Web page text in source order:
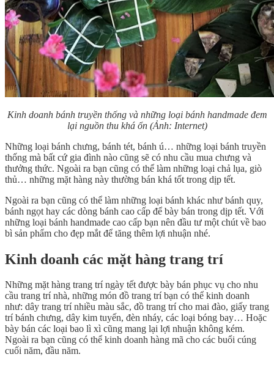
Kinh doanh bánh truyền thống và những loại bánh handmade đem
lại nguồn thu khá ổn (Ảnh: Internet)
Những loại bánh chưng, bánh tét, bánh ú… những loại bánh truyền
thống mà bất cứ gia đình nào cũng sẽ có nhu cầu mua chưng và
thưởng thức. Ngoài ra bạn cũng có thể làm những loại chả lụa, giò
thủ… những mặt hàng này thường bán khá tốt trong dịp tết.
Ngoài ra bạn cũng có thể làm những loại bánh khác như bánh quy,
bánh ngọt hay các dòng bánh cao cấp để bày bán trong dịp tết. Với
những loại bánh handmade cao cấp bạn nên đầu tư một chút về bao
bì sản phẩm cho đẹp mắt để tăng thêm lợi nhuận nhé.
Kinh doanh các mặt hàng trang trí
Những mặt hàng trang trí ngày tết được bày bán phục vụ cho nhu
cầu trang trí nhà, những món đồ trang trí bạn có thể kinh doanh
như: dây trang trí nhiều màu sắc, đồ trang trí cho mai đào, giấy trang
trí bánh chưng, dây kim tuyến, đèn nháy, các loại bóng bay… Hoặc
bày bán các loại bao lì xì cũng mang lại lợi nhuận không kém.
Ngoài ra bạn cũng có thể kinh doanh hàng mã cho các buổi cúng
cuối năm, đầu năm.